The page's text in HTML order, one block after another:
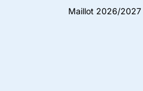
Maillot 2026/2027